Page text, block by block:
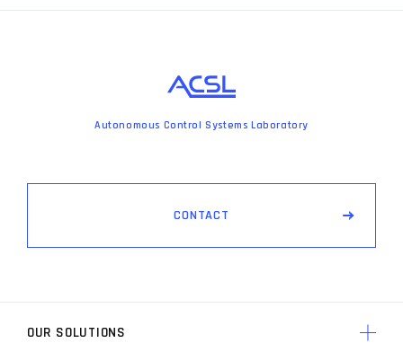
Autonomous Control Systems Laboratory
CONTACT
OUR SOLUTIONS